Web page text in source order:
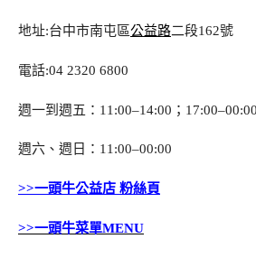
地址:台中市南屯區公益路二段162號
電話:04 2320 6800
週一到週五：11:00–14:00；17:00–00:00
週六、週日：11:00–00:00
>>一頭牛公益店 粉絲頁
>>一頭牛菜單MENU